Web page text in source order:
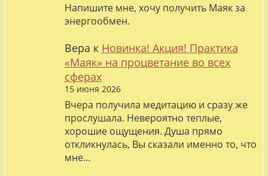
Напишите мне, хочу получить Маяк за
энергообмен.
Вера к Новинка! Акция! Практика
«Маяк» на процветание во всех
сферах
15 июня 2026
Вчера получила медитацию и сразу же
прослушала. Невероятно теплые,
хорошие ощущения. Душа прямо
откликнулась, Вы сказали именно то, что
мне…